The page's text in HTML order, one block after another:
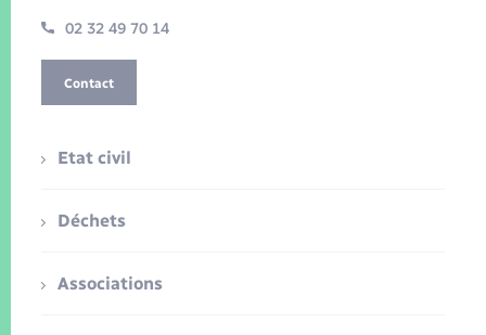
02 32 49 70 14
Contact
Etat civil
Déchets
Associations